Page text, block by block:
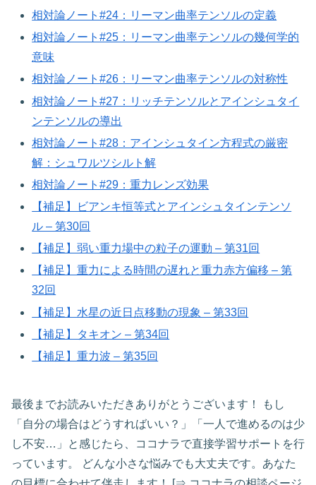
相対論ノート#24：リーマン曲率テンソルの定義
相対論ノート#25：リーマン曲率テンソルの幾何学的
意味
相対論ノート#26：リーマン曲率テンソルの対称性
相対論ノート#27：リッチテンソルとアインシュタイ
ンテンソルの導出
相対論ノート#28：アインシュタイン方程式の厳密
解：シュワルツシルト解
相対論ノート#29：重力レンズ効果
【補足】ビアンキ恒等式とアインシュタインテンソ
ル – 第30回
【補足】弱い重力場中の粒子の運動 – 第31回
【補足】重力による時間の遅れと重力赤方偏移 – 第
32回
【補足】水星の近日点移動の現象 – 第33回
【補足】タキオン – 第34回
【補足】重力波 – 第35回
最後までお読みいただきありがとうございます！ もし
「自分の場合はどうすればいい？」「一人で進めるのは少
し不安…」と感じたら、ココナラで直接学習サポートを行
っています。 どんな小さな悩みでも大丈夫です。あなた